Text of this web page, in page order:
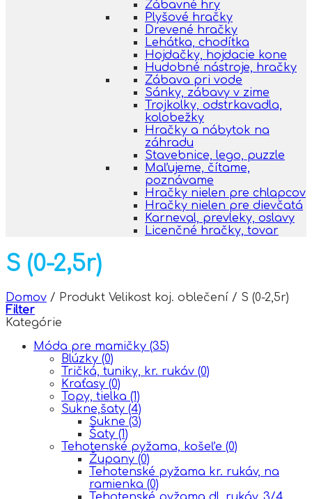
Zábavné hry
Plyšové hračky
Drevené hračky
Lehátka, chodítka
Hojdačky, hojdacie kone
Hudobné nástroje, hračky
Zábava pri vode
Sánky, zábavy v zime
Trojkolky, odstrkavadla,
kolobežky
Hračky a nábytok na
záhradu
Stavebnice, lego, puzzle
Maľujeme, čítame,
poznávame
Hračky nielen pre chlapcov
Hračky nielen pre dievčatá
Karneval, prevleky, oslavy
Licenčné hračky, tovar
S (0-2,5r)
Domov / Produkt Velikost koj. oblečení / S (0-2,5r)
Filter
Kategórie
Móda pre mamičky (35)
Blúzky (0)
Tričká, tuniky, kr. rukáv (0)
Kraťasy (0)
Topy, tielka (1)
Sukne,šaty (4)
Sukne (3)
Šaty (1)
Tehotenské pyžama, košeľe (0)
Župany (0)
Tehotenské pyžama kr. rukáv, na
ramienka (0)